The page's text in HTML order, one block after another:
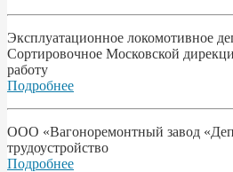
Эксплуатационное локомотивное
Сортировочное Московской
работу
Подробнее
ООО «Вагоноремонтный завод
трудоустройство
Подробнее